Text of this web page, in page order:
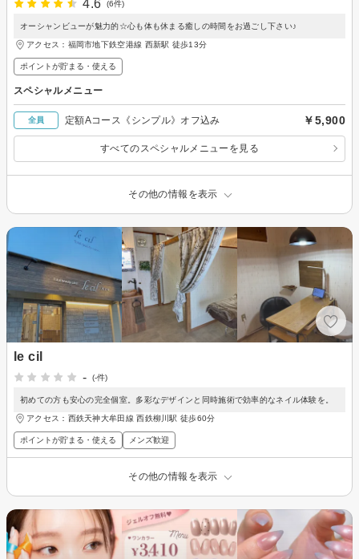
4.6 (6件)
オーシャンビューが魅力的☆心も体も休まる癒しの時間をお過ごし下さい♪
アクセス：福岡市地下鉄空港線 西新駅 徒歩13分
ポイントが貯まる・使える
スペシャルメニュー
全員 定額Aコース《シンプル》オフ込み ￥5,900
すべてのスペシャルメニューを見る
その他の情報を表示
le cil
-
(-件)
初めての方も安心の完全個室。多彩なデザインと同時施術で効率的なネイル体験を。
アクセス：西鉄天神大牟田線 西鉄柳川駅 徒歩60分
ポイントが貯まる・使える メンズ歓迎
その他の情報を表示